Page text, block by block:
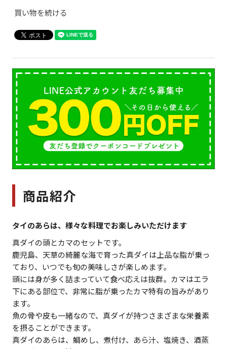
買い物を続ける
商品紹介
タイのあらは、様々な料理でお楽しみいただけます
真ダイの頭とカマのセットです。
鹿児島、天草の綺麗な海で育った真ダイは上品な脂が乗っ
ており、いつでも旬の美味しさが楽しめます。
頭には身が多く詰まっていて食べ応えは抜群。カマはエラ
下にある部位で、非常に脂が乗ったカマ特有の旨みがあり
ます。
魚の骨や皮も一緒なので、真ダイが持つさまざまな栄養素
を摂ることができます。
真ダイのあらは、鯛めし、煮付け、あら汁、塩焼き、酒蒸